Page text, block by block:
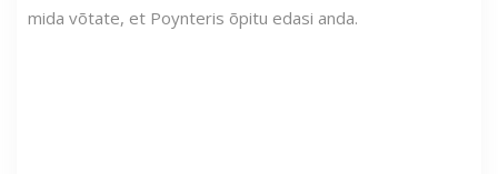
mida võtate, et Poynteris õpitu edasi anda.